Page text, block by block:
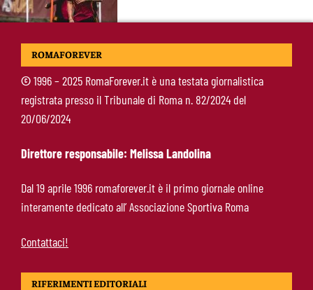
Nuova maglia Roma 2026/27, svelato il kit
Roma, il mercato ora è nelle sue mani: dopo
Molina manca soltanto l’ala
ROMAFOREVER
©1996 – 2025 RomaForever.it è una testata giornalistica
registrata presso il Tribunale di Roma n. 82/2024 del
20/06/2024
Direttore responsabile: Melissa Landolina
Dal 19 aprile 1996 romaforever.it è il primo giornale online
interamente dedicato all’ Associazione Sportiva Roma
Contattaci!
RIFERIMENTI EDITORIALI